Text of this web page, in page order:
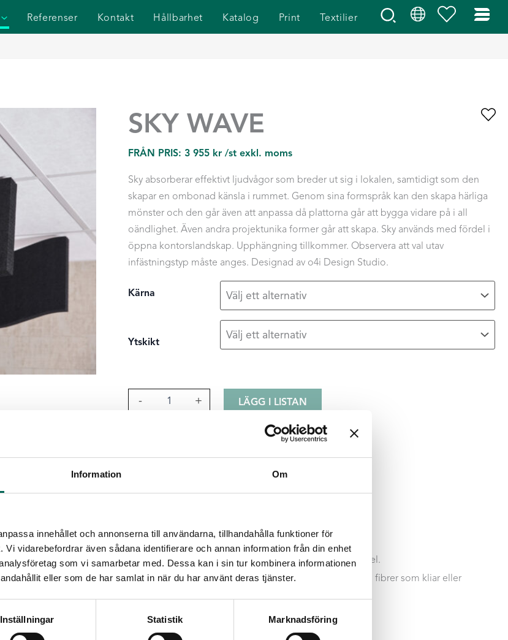
Information Om
innehållet och annonserna till användarna, tillhandahålla funktioner för
vidarebefordrar även sådana identifierare och annan information från din enhet
som vi samarbetar med. Dessa kan i sin tur kombinera informationen
eller som de har samlat in när du har använt deras tjänster.
Inställningar Statistik Marknadsföring
Referenser Kontakt Hållbarhet Katalog Print Textilier
SKY WAVE
FRÅN PRIS: 3 955 kr /st exkl. moms
Sky absorberar effektivt ljudvågor som breder ut sig i lokalen, samtidigt som den
skapar en ombonad känsla i rummet. Genom sina formspråk kan den skapa härliga
mönster och den går även att anpassa då plattorna går att bygga vidare på i all
oändlighet. Även andra projektunika former går att skapa. Sky används med fördel i
öppna kontorslandskap. Upphängning tillkommer. Observera att val utav
infästningstyp måste anges. Designad av o4i Design Studio.
Kärna
Ytskikt
- + LÄGG I LISTAN
Antal per paket: 4 st.
Egenskaper för EcoSund
Inga emissioner: EcoSUND är helt fri från lim/bindmedel.
Inga farliga kemikalier: EcoSUND släpper inte ifrån sig fibrer som kliar eller